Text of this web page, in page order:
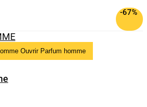
-67%
Ouvrir Parfum homme